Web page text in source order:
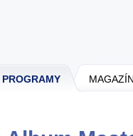
PROGRAMY MAGAZÍN